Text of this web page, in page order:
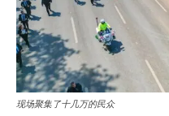
现场聚集了十几万的民众